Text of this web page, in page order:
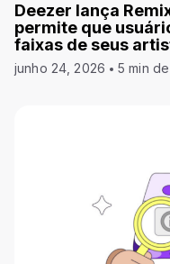
Deezer lança
permite que
faixas de seus
junho 24, 2026 5 min